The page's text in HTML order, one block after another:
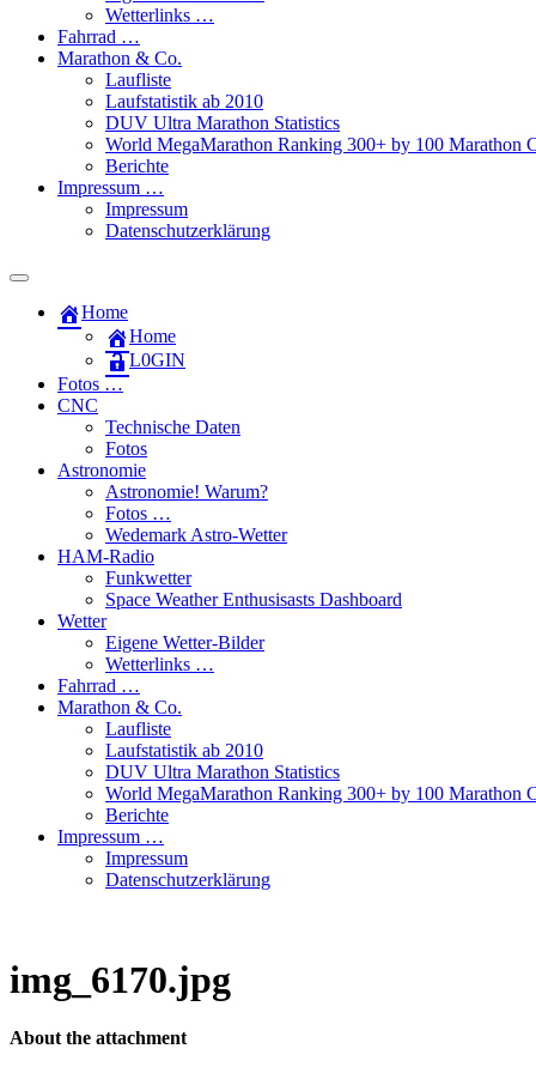
Wetterlinks …
Fahrrad …
Marathon & Co.
Laufliste
Laufstatistik ab 2010
DUV Ultra Marathon Statistics
World MegaMarathon Ranking 300+ by 100 Marathon
Berichte
Impressum …
Impressum
Datenschutzerklärung
Toggle
field
Home
Home
L​0​​GIN
Fotos …
CNC
Technische Daten
Fotos
Astronomie
Astronomie! Warum?
Fotos …
Wedemark Astro-Wetter
HAM-Radio
Funkwetter
Space Weather Enthusisasts Dashboard
Wetter
Eigene Wetter-Bilder
Wetterlinks …
Fahrrad …
Marathon & Co.
Laufliste
Laufstatistik ab 2010
DUV Ultra Marathon Statistics
World MegaMarathon Ranking 300+ by 100 Marathon
Berichte
Impressum …
Impressum
Datenschutzerklärung
img_6170.jpg
About the attachment